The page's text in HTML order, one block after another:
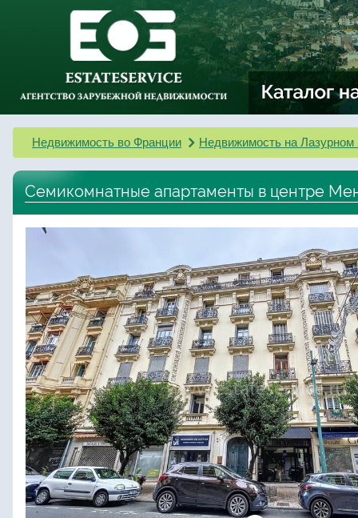
Недвижимость во Франции Недвижимость на Лазурном
Семикомнатные апартаменты в центре